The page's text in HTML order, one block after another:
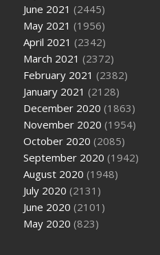
June 2021 (2445)
May 2021 (1956)
April 2021 (2342)
March 2021 (2372)
February 2021 (2382)
January 2021 (2128)
December 2020 (1863)
November 2020 (1954)
October 2020 (2085)
September 2020 (1942)
August 2020 (1948)
July 2020 (2131)
June 2020 (2101)
May 2020 (823)